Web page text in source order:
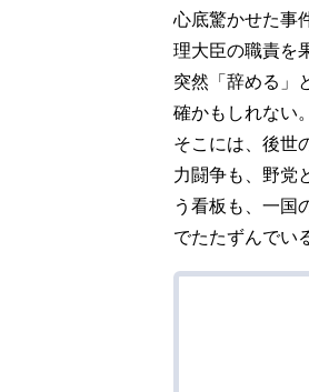
心底驚かせた事
理大臣の職責を
突然「辞める」
確かもしれない
そこには、後世
力闘争も、野党
う看板も、一国
でたたずんでい